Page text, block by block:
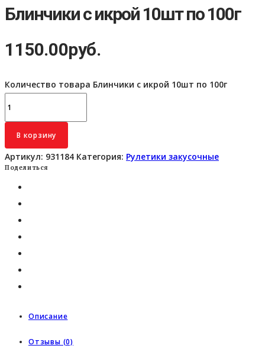
Блинчики с икрой 10шт по 100г
1150.00руб.
Количество товара Блинчики с икрой 10шт по 100г
В корзину
Артикул: 931184 Категория: Рулетики закусочные
Поделиться
Описание
Отзывы (0)